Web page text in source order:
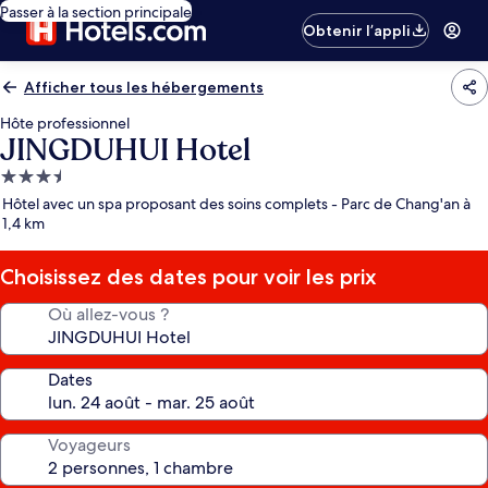
Passer à la section principale
Obtenir l’appli
Afficher tous les hébergements
Hôte professionnel
JINGDUHUI Hotel
Hébergement
3.5 étoiles
Hôtel avec un spa proposant des soins complets - Parc de Chang'an à
1,4 km
Choisissez des dates pour voir les prix
Où allez-vous ?
Dates
Voyageurs